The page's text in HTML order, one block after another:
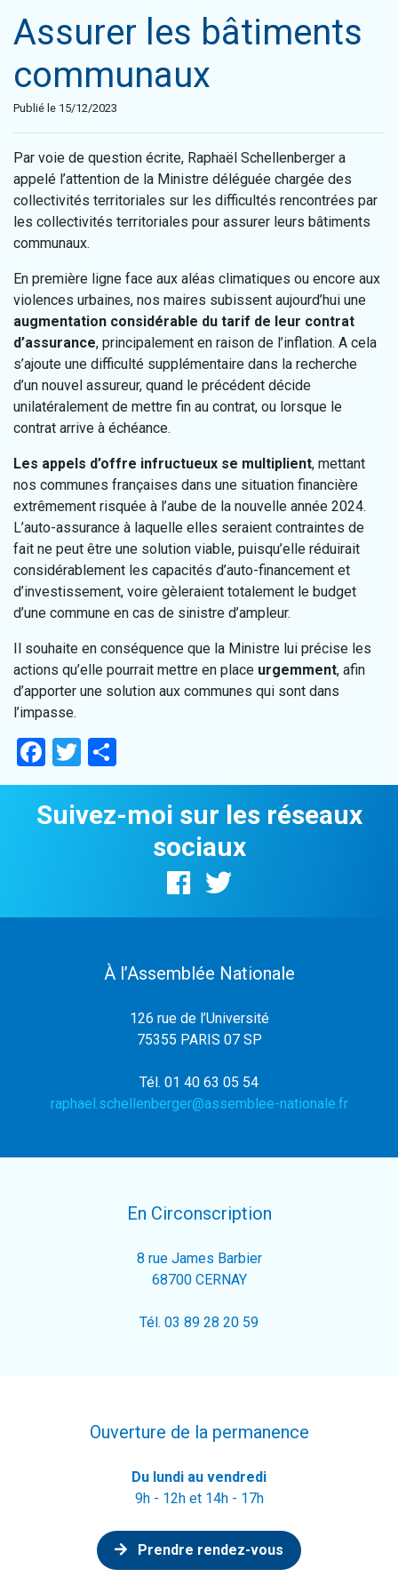
Assurer les bâtiments
communaux
Publié le 15/12/2023
Par voie de question écrite, Raphaël Schellenberger a
appelé l’attention de la Ministre déléguée chargée des
collectivités territoriales sur les difficultés rencontrées par
les collectivités territoriales pour assurer leurs bâtiments
communaux.
En première ligne face aux aléas climatiques ou encore aux
violences urbaines, nos maires subissent aujourd’hui une
augmentation considérable du tarif de leur contrat
d’assurance, principalement en raison de l’inflation. A cela
s’ajoute une difficulté supplémentaire dans la recherche
d’un nouvel assureur, quand le précédent décide
unilatéralement de mettre fin au contrat, ou lorsque le
contrat arrive à échéance.
Les appels d’offre infructueux se multiplient, mettant
nos communes françaises dans une situation financière
extrêmement risquée à l’aube de la nouvelle année 2024.
L’auto-assurance à laquelle elles seraient contraintes de
fait ne peut être une solution viable, puisqu’elle réduirait
considérablement les capacités d’auto-financement et
d’investissement, voire gèleraient totalement le budget
d’une commune en cas de sinistre d’ampleur.
Il souhaite en conséquence que la Ministre lui précise les
actions qu’elle pourrait mettre en place urgemment, afin
d’apporter une solution aux communes qui sont dans
l’impasse.
Facebook
Twitter
Suivez-moi sur les réseaux
sociaux
À l’Assemblée Nationale
126 rue de l’Université
75355 PARIS 07 SP
Tél. 01 40 63 05 54
raphael.schellenberger@assemblee-nationale.fr
En Circonscription
8 rue James Barbier
68700 CERNAY
Tél. 03 89 28 20 59
Ouverture de la permanence
Du lundi au vendredi
9h - 12h et 14h - 17h
Prendre rendez-vous